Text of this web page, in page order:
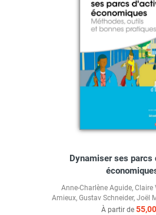
Dynamiser ses parcs
Anne-Charlène Aguide, Claire
Amieux, Gustav Schneider, Joël
À partir de